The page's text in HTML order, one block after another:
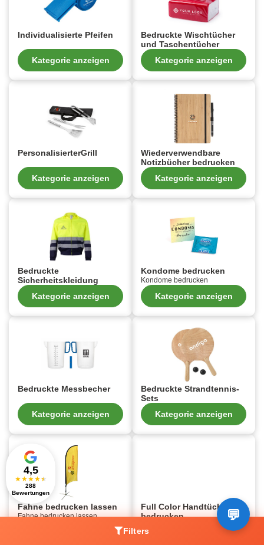
Individualisierte Pfeifen
Kategorie anzeigen
Bedruckte Wischtücher
und Taschentücher
Kategorie anzeigen
PersonalisierterGrill
Kategorie anzeigen
Wiederverwendbare
Notizbücher bedrucken
Kategorie anzeigen
Bedruckte
Sicherheitskleidung
Kategorie anzeigen
Kondome bedrucken
Kondome bedrucken
Kategorie anzeigen
Bedruckte Messbecher
Kategorie anzeigen
Bedruckte Strandtennis-
Sets
Kategorie anzeigen
Fahne bedrucken lassen
Fahne bedrucken lassen
Full Color Handtücher
bedrucken
Kategorie anzeigen
Filters
4,5
★★★★★
288
Bewertungen